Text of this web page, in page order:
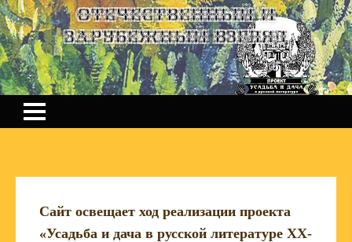
отечественный и
зарубежный взгляд
Сайт освещает ход реализации проекта
«Усадьба и дача в русской литературе XX-